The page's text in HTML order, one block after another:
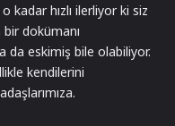
kadar hızlı ilerliyor ki siz
dokümanı
da eskimiş bile olabiliyor.
kendilerini